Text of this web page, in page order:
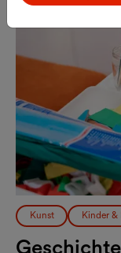
Kunst Kinder &